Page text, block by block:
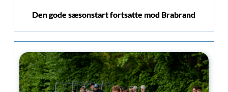
Den gode sæsonstart fortsatte mod Brabrand